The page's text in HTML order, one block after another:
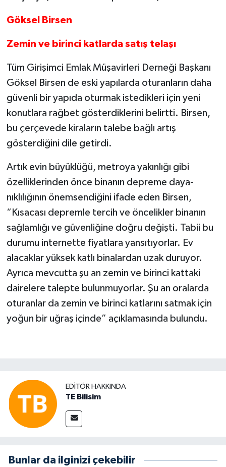
Göksel Birsen
Zemin ve birinci katlarda satış telaşı
Tüm Girişimci Emlak Müşavirleri Derneği Başkanı
Göksel Birsen de eski yapılarda oturanların daha
güvenli bir yapıda oturmak istedikleri için yeni
konutlara rağbet gösterdik­lerini belirtti. Birsen,
bu çerçevede kiraların ta­lebe bağlı artış
gösterdiğini dile getirdi.
Artık evin büyüklüğü, metroya yakınlığı gibi
özelliklerinden önce binanın depreme daya­
nıklılığının önemsendiğini ifade eden Birsen,
“Kısacası depremle tercih ve öncelikler binanın
sağlamlığı ve güvenliğine doğru değişti. Tabii bu
durumu internette fi­yatlara yansıtıyorlar. Ev
alacaklar yüksek katlı bi­nalardan uzak duruyor.
Ayrıca mevcutta şu an zemin ve birinci kattaki
dairelere talepte bulunmu­yorlar. Şu an oralarda
otu­ranlar da zemin ve birinci katlarını satmak için
yoğun bir uğraş içinde” açıklamasında bulundu.
EDITÖR HAKKINDA
TE Bilisim
Bunlar da ilginizi çekebilir